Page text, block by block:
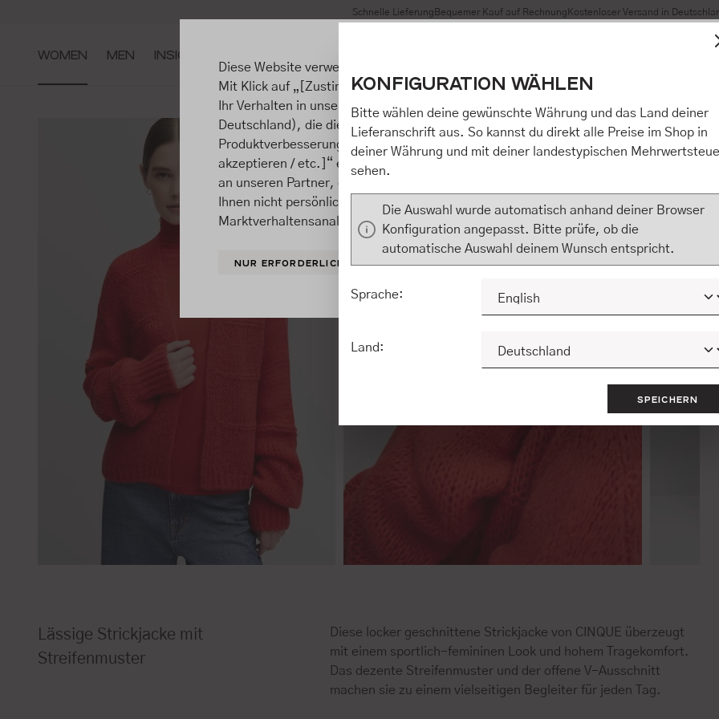
Zur Hauptnavigation springen Schnelle Lieferung Bequemer Kauf auf Rechnung Kostenloser Versand in
WOMEN MEN INSIGHTS
Lässige Strickjacke mit
Streifenmuster
Diese locker geschnittene Strickjacke von CINQUE überzeugt
mit einem sportlich-femininen Look und hohem Tragekomfort.
Das dezente Streifenmuster und der offene V-Ausschnitt
machen sie zu einem vielseitigen Begleiter für jeden Tag.
Diese Website verwendet Cookies, um eine bestmögliche Erfahrung bieten zu können.
Mit Klick auf „[Zustimmen / Alles akzeptieren / etc.]“ erteilen Sie Ihre Einwilligung
Ihr Verhalten in unserem Shop an unseren Partner, die shopware AG (Ebbinghoff 10,
Deutschland), die diese Daten Ihnen nicht persönlich zuordnen kann, sie aber zu
Produktverbesserungen, Marktverhaltensanalysen) verarbeiten darf. Mit Klick auf
akzeptieren / etc.]“ erteilen Sie Ihre Einwilligung auch in die Weitergabe über Ihr
an unseren Partner, die shopware AG (Ebbinghoff 10, 48624 Schöppingen,
Ihnen nicht persönlich zuordnen kann, sie aber zu eigenen Zwecken (z.B.
Marktverhaltensanalysen) verarbeiten darf.
NUR ERFORDERLICHE KONFIGURIEREN ALLE COOKIES
KONFIGURATION WÄHLEN
Bitte wählen deine gewünschte Währung und das Land deiner
Lieferanschrift aus. So kannst du direkt alle Preise im Shop in
deiner Währung und mit deiner landestypischen
sehen.
Die Auswahl wurde automatisch anhand deiner Browser
Konfiguration angepasst. Bitte prüfe, ob die
automatische Auswahl deinem Wunsch entspricht.
Sprache:
Land:
SPEICHERN